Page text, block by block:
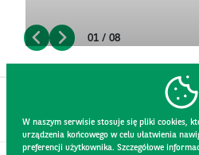
01 / 08
W naszym serwisie stosuje się pliki cookies,
urządzenia końcowego w celu ułatwienia
preferencji użytkownika. Szczegółowe